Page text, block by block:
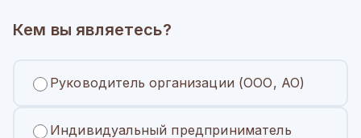
Кем вы являетесь?
Руководитель организации (ООО, АО)
Индивидуальный предприниматель